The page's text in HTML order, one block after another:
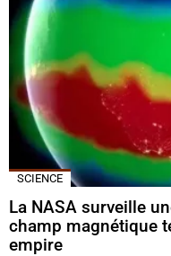
SCIENCE
La NASA surveille
champ magnétique
empire